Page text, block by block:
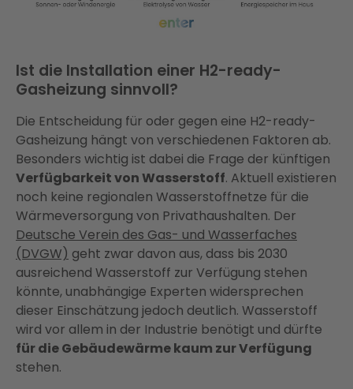
Ist die Installation einer H2-ready-
Gasheizung sinnvoll?
Die Entscheidung für oder gegen eine H2-ready-
Gasheizung hängt von verschiedenen Faktoren ab.
Besonders wichtig ist dabei die Frage der künftigen
Verfügbarkeit von Wasserstoff. Aktuell existieren
noch keine regionalen Wasserstoffnetze für die
Wärmeversorgung von Privathaushalten. Der
Deutsche Verein des Gas- und Wasserfaches
(DVGW) geht zwar davon aus, dass bis 2030
ausreichend Wasserstoff zur Verfügung stehen
könnte, unabhängige Experten widersprechen
dieser Einschätzung jedoch deutlich. Wasserstoff
wird vor allem in der Industrie benötigt und dürfte
für die Gebäudewärme kaum zur Verfügung
stehen.